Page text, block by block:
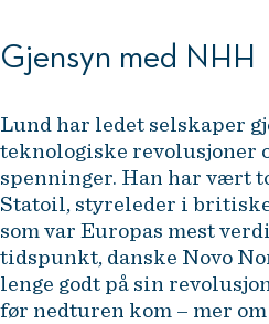
Gjensyn med NHH
Lund har ledet selskaper
teknologiske revolusjoner
spenninger. Han har vært
Statoil, styreleder i
som var Europas mest
tidspunkt, danske Novo
lenge godt på sin
før nedturen kom – mer om